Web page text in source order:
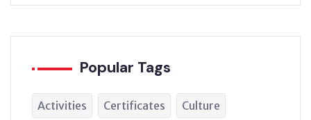
Popular Tags
Activities Certificates Culture